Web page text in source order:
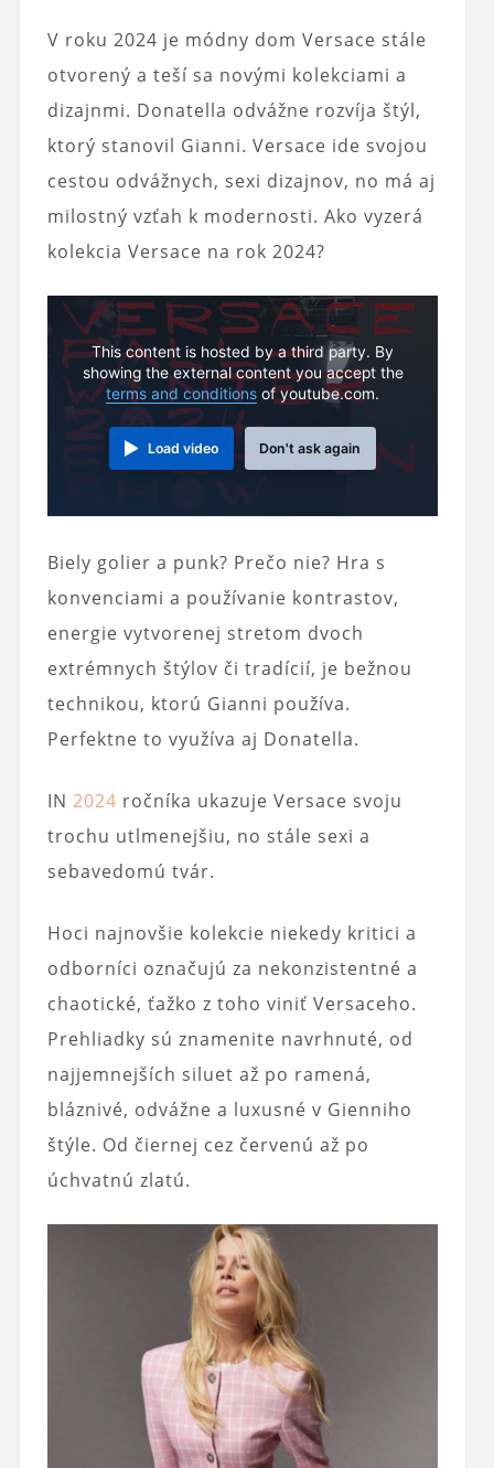
V roku 2024 je módny dom Versace stále
otvorený a teší sa novými kolekciami a
dizajnmi. Donatella odvážne rozvíja štýl,
ktorý stanovil Gianni. Versace ide svojou
cestou odvážnych, sexi dizajnov, no má aj
milostný vzťah k modernosti. Ako vyzerá
kolekcia Versace na rok 2024?
This content is hosted by a third party. By
showing the external content you accept the
terms and conditions of youtube.com.
Load video Don't ask again
Biely golier a punk? Prečo nie? Hra s
konvenciami a používanie kontrastov,
energie vytvorenej stretom dvoch
extrémnych štýlov či tradícií, je bežnou
technikou, ktorú Gianni používa.
Perfektne to využíva aj Donatella.
IN 2024 ročníka ukazuje Versace svoju
trochu utlmenejšiu, no stále sexi a
sebavedomú tvár.
Hoci najnovšie kolekcie niekedy kritici a
odborníci označujú za nekonzistentné a
chaotické, ťažko z toho viniť Versaceho.
Prehliadky sú znamenite navrhnuté, od
najjemnejších siluet až po ramená,
bláznivé, odvážne a luxusné v Gienniho
štýle. Od čiernej cez červenú až po
úchvatnú zlatú.